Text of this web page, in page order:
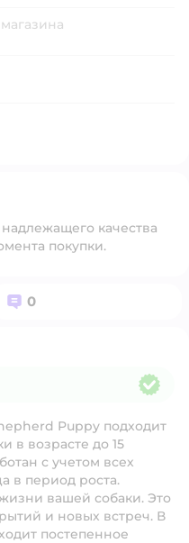
качества
покупки.
Вопросов:
0
Puppy подходит
в возрасте до 15
с учетом всех
в период роста.
вашей собаки. Это
и новых встреч. В
постепенное